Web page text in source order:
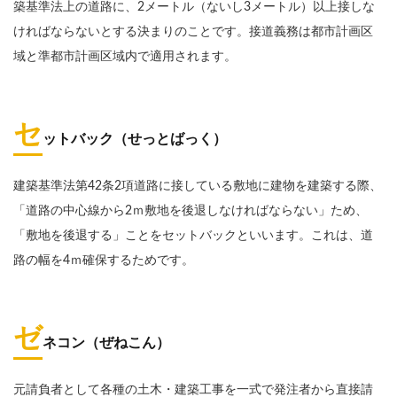
築基準法上の道路に、2メートル（ないし3メートル）以上接しな
ければならないとする決まりのことです。接道義務は都市計画区
域と準都市計画区域内で適用されます。
セ ットバック（せっとばっく）
建築基準法第42条2項道路に接している敷地に建物を建築する際、
「道路の中心線から2ｍ敷地を後退しなければならない」ため、
「敷地を後退する」ことをセットバックといいます。これは、道
路の幅を4ｍ確保するためです。
ゼネコン（ぜねこん）
元請負者として各種の土木・建築工事を一式で発注者から直接請